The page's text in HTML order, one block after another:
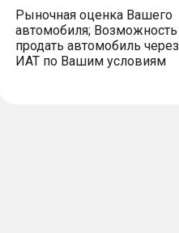
Рыночная оценка Вашего
автомобиля; Возможность
продать автомобиль через
ИАТ по Вашим условиям